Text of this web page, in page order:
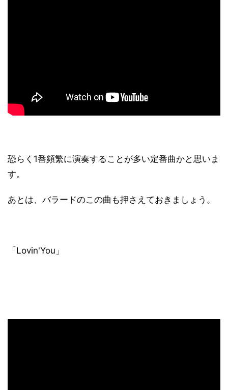
恐らく1番頻繁に演奏することが多い定番曲かと思いま
す。
あとは、バラードのこの曲も押さえておきましょう。
「Lovin'You」